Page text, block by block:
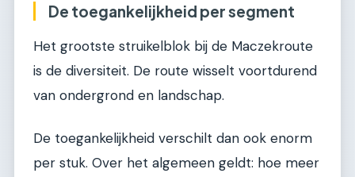
De toegankelijkheid per segment
Het grootste struikelblok bij de Maczekroute
is de diversiteit. De route wisselt voortdurend
van ondergrond en landschap.
De toegankelijkheid verschilt dan ook enorm
per stuk. Over het algemeen geldt: hoe meer